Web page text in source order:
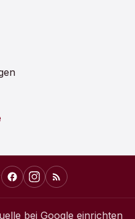
bei Google einrichten